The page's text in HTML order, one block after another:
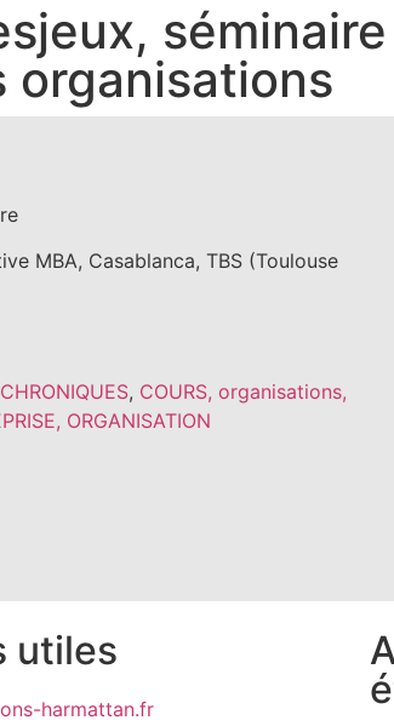
séminaire
organisations
MBA, Casablanca, TBS (Toulouse
, COURS, organisations,
ORGANISATION
utiles
harmattan.fr